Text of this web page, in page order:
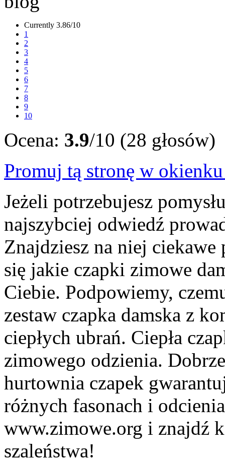
Currently 3.86/10
1
2
3
4
5
6
7
8
9
10
Ocena: 3.9/10 (28 głosów)
Promuj tą stronę w
Jeżeli potrzebujesz
najszybciej odwiedź
Znajdziesz na niej
się jakie czapki zimowe
Ciebie. Podpowiemy,
zestaw czapka damska z
ciepłych ubrań. Ciepła
zimowego odzienia.
hurtownia czapek
różnych fasonach i
www.zimowe.org i znajdź
szaleństwa!